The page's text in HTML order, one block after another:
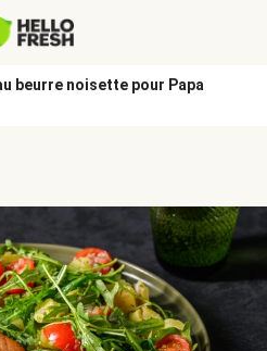
beurre noisette pour Papa